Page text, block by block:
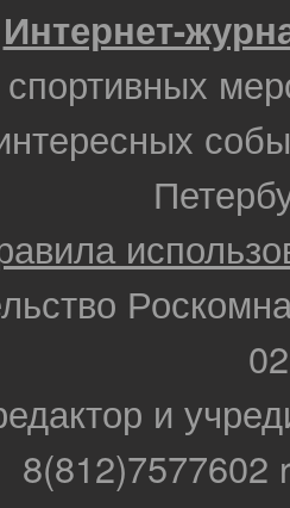
Интернет-
и
8(812)7577602